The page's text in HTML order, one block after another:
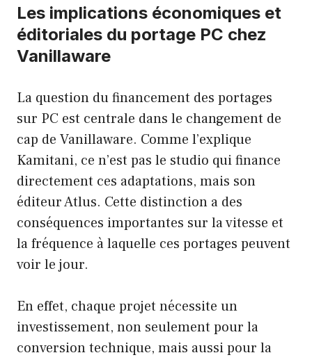
Les implications économiques et
éditoriales du portage PC chez
Vanillaware
La question du financement des portages
sur PC est centrale dans le changement de
cap de Vanillaware. Comme l’explique
Kamitani, ce n’est pas le studio qui finance
directement ces adaptations, mais son
éditeur Atlus. Cette distinction a des
conséquences importantes sur la vitesse et
la fréquence à laquelle ces portages peuvent
voir le jour.
En effet, chaque projet nécessite un
investissement, non seulement pour la
conversion technique, mais aussi pour la